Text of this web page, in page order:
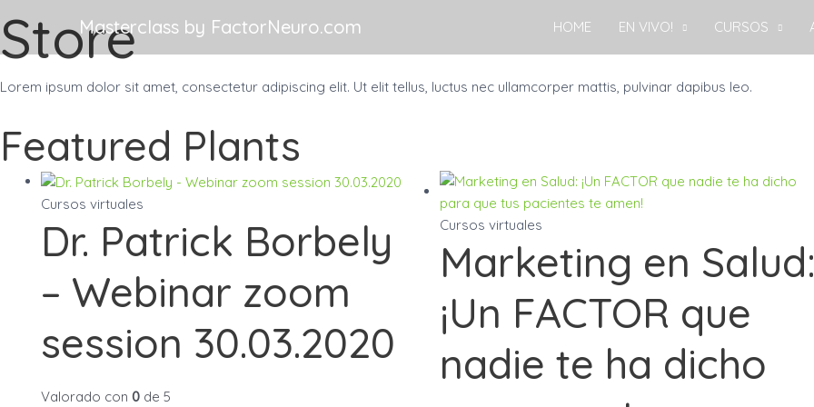
al
contenido
Masterclass by FactorNeuro.com HOME EN VIVO! CURSOS
Store
Lorem ipsum dolor sit amet, consectetur adipiscing elit. Ut elit tellus, luctus nec ullamcorper mattis, pulvinar dapibus leo.
Featured Plants
Cursos virtuales
Dr. Patrick Borbely
– Webinar zoom
session 30.03.2020
Valorado con 0 de 5
Cursos virtuales
Marketing en Salud:
¡Un FACTOR que
nadie te ha dicho